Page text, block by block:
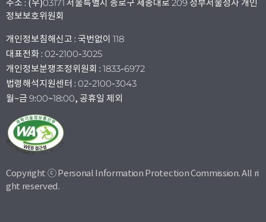
주소 : (우)03171 서울특별시 종로구 세종대로 209 정부서울청사 개인
정보보호위원회
개인정보침해신고 : 국번없이 118
대표전화 : 02-2100-3025
개인정보분쟁조정위원회 : 1833-6972
법령해석지원센터 : 02-2100-3043
월~금 9:00~18:00, 공휴일 제외
Copyright ⓒ Personal Information Protection Commission. All ri
ght reserved.